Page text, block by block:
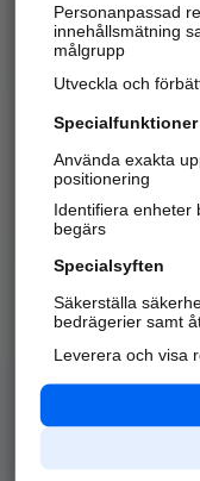
Hitta
Alla kategorier
API & Kartor
Personanpassad
innehållsmätning
målgrupp
Utveckla och
Specialfunktioner
Använda exakta
positionering
Identifiera enheter
begärs
Specialsyften
Säkerställa
bedrägerier samt
Leverera och visa